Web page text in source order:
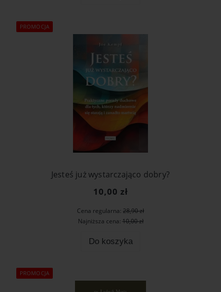
Jesteś już wystarczająco dobry?
10,00 zł
Cena regularna: 28,90 zł
Najniższa cena:10,00 zł
Do koszyka
PROMOCJA
PROMOCJA